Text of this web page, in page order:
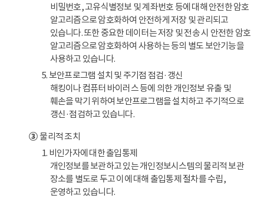
비밀번호, 고유식별정보 및 계좌번호 등에 대해 안전한 암호
알고리즘으로 암호화하여 안전하게 저장 및 관리되고
있습니다. 또한 중요한 데이터는 저장 및 전송 시 안전한 암호
알고리즘으로 암호화하여 사용하는 등의 별도 보안기능을
사용하고 있습니다.
5. 보안프로그램 설치 및 주기점 점검·갱신
해킹이나 컴퓨터 바이러스 등에 의한 개인정보 유출 및
훼손을 막기 위하여 보안프로그램을 설치하고 주기적으로
갱신·점검하고 있습니다.
③물리적 조치
1. 비인가자에 대한 출입통제
개인정보를 보관하고 있는 개인정보시스템의 물리적 보관
장소를 별도로 두고 이에 대해 출입통제 절차를 수립,
운영하고 있습니다.